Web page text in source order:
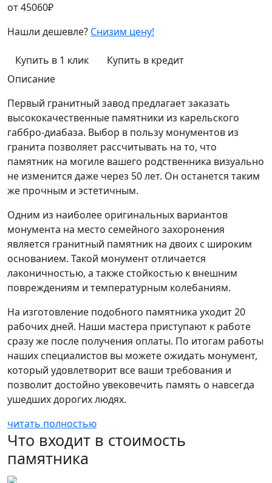
от45060₽
Нашли дешевле? Снизим цену!
Купить в 1 клик
Купить в кредит
Описание
Первый гранитный завод предлагает заказать
высококачественные памятники из карельского
габбро-диабаза. Выбор в пользу монументов из
гранита позволяет рассчитывать на то, что
памятник на могиле вашего родственника визуально
не изменится даже через 50 лет. Он останется таким
же прочным и эстетичным.
Одним из наиболее оригинальных вариантов
монумента на место семейного захоронения
является гранитный памятник на двоих с широким
основанием. Такой монумент отличается
лаконичностью, а также стойкостью к внешним
повреждениям и температурным колебаниям.
На изготовление подобного памятника уходит 20
рабочих дней. Наши мастера приступают к работе
сразу же после получения оплаты. По итогам работы
наших специалистов вы можете ожидать монумент,
который удовлетворит все ваши требования и
позволит достойно увековечить память о навсегда
ушедших дорогих людях.
читать полностью
Что входит в стоимость
памятника